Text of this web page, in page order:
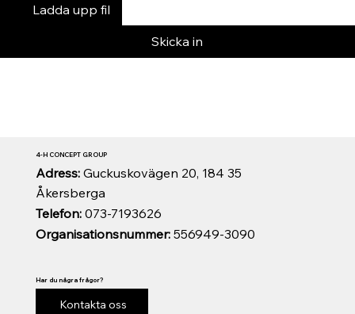
Ladda upp fil
Skicka in
Organisationsnummer:556949-3090
Telefon:073-7193626
Adress: Guckuskovägen 20, 184 35
Åkersberga
4-H CONCEPT GROUP
Har du några frågor?
Kontakta oss